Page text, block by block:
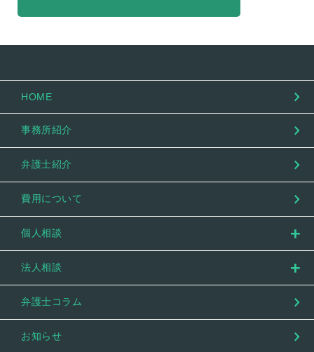
HOME
事務所紹介
弁護士紹介
費用について
個人相談
法人相談
弁護士コラム
お知らせ